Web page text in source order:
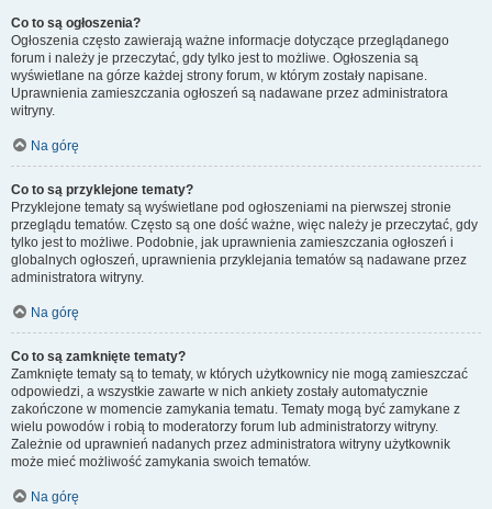
Co to są ogłoszenia?
Ogłoszenia często zawierają ważne informacje dotyczące przeglądanego
forum i należy je przeczytać, gdy tylko jest to możliwe. Ogłoszenia są
wyświetlane na górze każdej strony forum, w którym zostały napisane.
Uprawnienia zamieszczania ogłoszeń są nadawane przez administratora
witryny.
Na górę
Co to są przyklejone tematy?
Przyklejone tematy są wyświetlane pod ogłoszeniami na pierwszej stronie
przeglądu tematów. Często są one dość ważne, więc należy je przeczytać, gdy
tylko jest to możliwe. Podobnie, jak uprawnienia zamieszczania ogłoszeń i
globalnych ogłoszeń, uprawnienia przyklejania tematów są nadawane przez
administratora witryny.
Na górę
Co to są zamknięte tematy?
Zamknięte tematy są to tematy, w których użytkownicy nie mogą zamieszczać
odpowiedzi, a wszystkie zawarte w nich ankiety zostały automatycznie
zakończone w momencie zamykania tematu. Tematy mogą być zamykane z
wielu powodów i robią to moderatorzy forum lub administratorzy witryny.
Zależnie od uprawnień nadanych przez administratora witryny użytkownik
może mieć możliwość zamykania swoich tematów.
Na górę